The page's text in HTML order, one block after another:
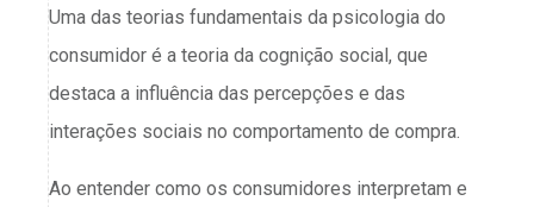
Uma das teorias fundamentais da psicologia do
consumidor é a teoria da cognição social, que
destaca a influência das percepções e das
interações sociais no comportamento de compra.
Ao entender como os consumidores interpretam e